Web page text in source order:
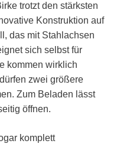
trotzt den stärksten
Konstruktion auf
das mit Stahlachsen
sich selbst für
kommen wirklich
zwei größere
Zum Beladen lässt
öffnen.
komplett